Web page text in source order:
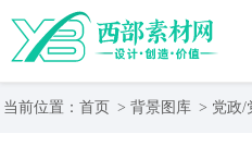
当前位置： 首页 > 背景图库 > 党政/